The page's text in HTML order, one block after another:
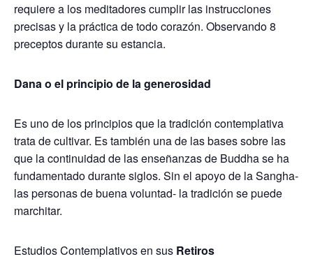
requiere a los meditadores cumplir las instrucciones
precisas y la práctica de todo corazón. Observando 8
preceptos durante su estancia.
Dana o el principio de la generosidad
Es uno de los principios que la tradición contemplativa
trata de cultivar. Es también una de las bases sobre las
que la continuidad de las enseñanzas de Buddha se ha
fundamentado durante siglos. Sin el apoyo de la Sangha-
las personas de buena voluntad- la tradición se puede
marchitar.
Estudios Contemplativos en sus Retiros